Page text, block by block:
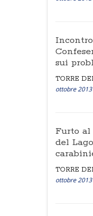
Incontro
sui
TORRE
ottobre 2013
Furto
del
TORRE
ottobre 2013